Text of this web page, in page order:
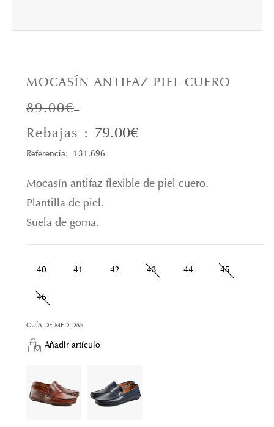
MOCASÍN ANTIFAZ PIEL CUERO
89.00€
Rebajas : 79.00€
Referencia: 131.696
Mocasín antifaz flexible de piel cuero.
Plantilla de piel.
Suela de goma.
40 41 42 43 44 45
46
GUÍA DE MEDIDAS
Añadir artículo